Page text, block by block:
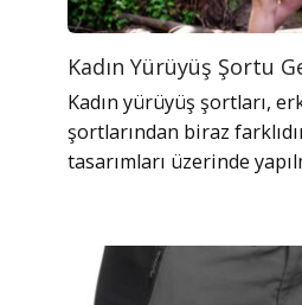
Kadın Yürüyüş Şortu
Kadın yürüyüş şortları,
şortlarından biraz
tasarımları üzerinde